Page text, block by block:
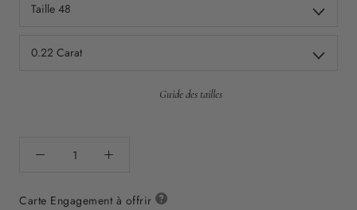
Taille 48
0.22 Carat
Guide des tailles
Carte Engagement à offrir